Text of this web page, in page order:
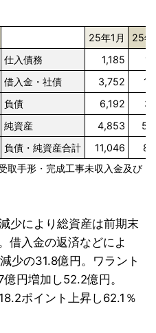
25年1月
25年
仕入債務 1,185
借入金・社債 3,752
負債 6,192
純資産 4,853
負債・純資産合計 11,046
手形・完成工事未収入金及び
少により総資産は前期末
借入金の返済などによ
少の31.8億円。ワラント
円増加し52.2億円。
ポイント上昇し62.1％